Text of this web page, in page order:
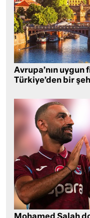
Avrupa’nın
Türkiye’den bir